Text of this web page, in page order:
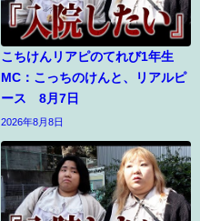
こちけんリアピのてれび1年生
MC：こっちのけんと、リアルピ
ース 8月7日
2026年8月8日